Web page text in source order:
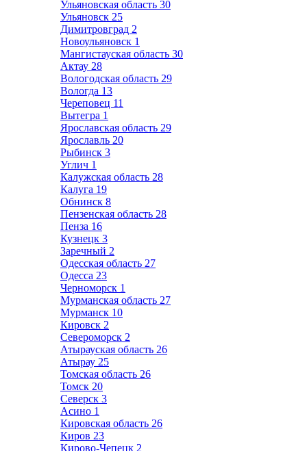
Ульяновская область 30
Ульяновск 25
Димитровград 2
Новоульяновск 1
Мангистауская область 30
Актау 28
Вологодская область 29
Вологда 13
Череповец 11
Вытегра 1
Ярославская область 29
Ярославль 20
Рыбинск 3
Углич 1
Калужская область 28
Калуга 19
Обнинск 8
Пензенская область 28
Пенза 16
Кузнецк 3
Заречный 2
Одесская область 27
Одесса 23
Черноморск 1
Мурманская область 27
Мурманск 10
Кировск 2
Североморск 2
Атырауская область 26
Атырау 25
Томская область 26
Томск 20
Северск 3
Асино 1
Кировская область 26
Киров 23
Кирово-Чепецк 2